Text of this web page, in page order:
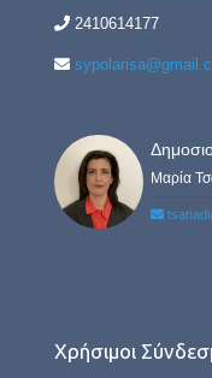
2410614177
Μαρία
Χρήσιμοι